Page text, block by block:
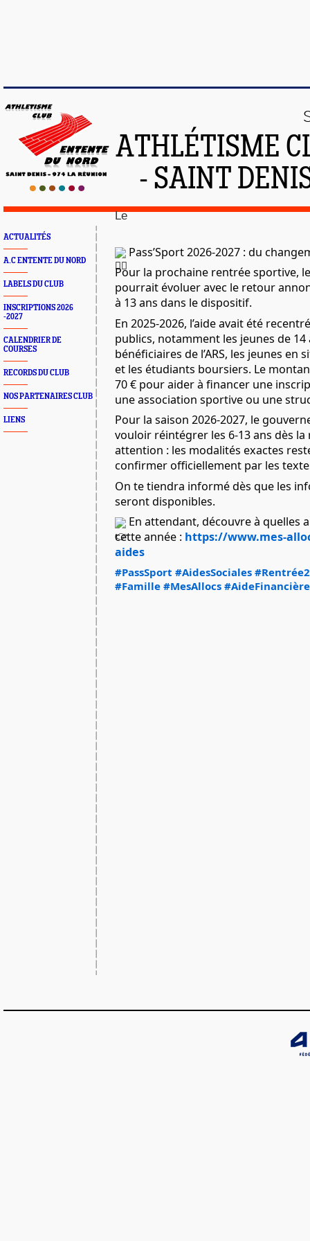
ATHLÉTISME
- SAINT
ACTUALITÉS
A.C ENTENTE DU NORD
LABELS DU CLUB
INSCRIPTIONS 2026
-2027
CALENDRIER DE
COURSES
RECORDS DU CLUB
NOS PARTENAIRES CLUB
LIENS
Le
Pass’Sport 2026-2027 : du
Pour la prochaine rentrée sportive, le
pourrait évoluer avec le retour
à 13 ans dans le dispositif.
En 2025-2026, l’aide avait été
publics, notamment les jeunes de 14
bénéficiaires de l’ARS, les jeunes en
et les étudiants boursiers. Le
70 € pour aider à financer une
une association sportive ou une
Pour la saison 2026-2027, le
vouloir réintégrer les 6-13 ans dès la
attention : les modalités exactes
confirmer officiellement par les
On te tiendra informé dès que les
seront disponibles.
En attendant, découvre à quelles
cette année : https://www.mes-
aides
#PassSport #AidesSociales
#Famille #MesAllocs #AideFinancière